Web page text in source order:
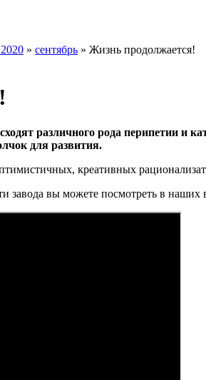
» сентябрь » Жизнь продолжается!
различного рода перипетии и
для развития.
креативных
вы можете посмотреть в наших